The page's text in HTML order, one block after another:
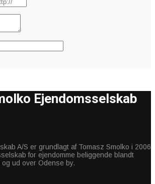
Ejendomsselskab
A/S er grundlagt af Tomasz Smolko i 2006
for ejendomme beliggende blandt
ud over Odense by.